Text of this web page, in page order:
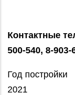
Контактные
500-540, 8-903-
Год постройки
2021